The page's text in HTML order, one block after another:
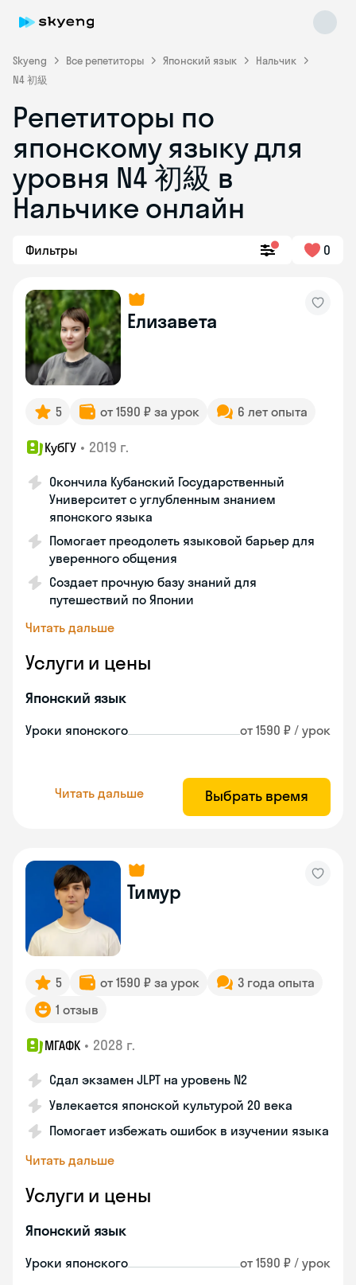
Skyeng Все репетиторы Японский язык
Нальчик
N4 初級
Репетиторы по
японскому языку для
уровня N4 初級 в
Нальчике онлайн
Фильтры 0
Елизавета
5 от 1590 ₽ за урок 6 лет опыта
КубГУ • 2019 г.
Окончила Кубанский Государственный
Университет с углубленным знанием
японского языка
Помогает преодолеть языковой барьер для
уверенного общения
Создает прочную базу знаний для
путешествий по Японии
Читать дальше
Услуги и цены
Японский язык
Уроки японского от 1590 ₽ / урок
Читать дальше Выбрать время
Тимур
5 от 1590 ₽ за урок
3 года опыта
1 отзыв
МГАФК • 2028 г.
Сдал экзамен JLPT на уровень N2
Увлекается японской культурой 20 века
Помогает избежать ошибок в изучении языка
Читать дальше
Услуги и цены
Японский язык
Уроки японского от 1590 ₽ / урок
Skyeng Chat